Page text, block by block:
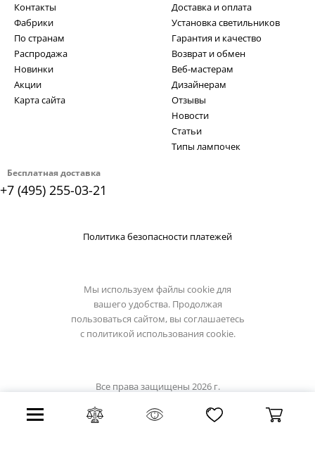
Бесплатная доставка
+7 (495) 255-03-21
Контакты
Фабрики
По странам
Распродажа
Новинки
Акции
Карта сайта
Доставка и оплата
Установка светильников
Гарантия и качество
Возврат и обмен
Веб-мастерам
Дизайнерам
Отзывы
Новости
Статьи
Типы лампочек
Политика безопасности платежей
Мы используем файлы cookie для
вашего удобства. Продолжая
пользоваться сайтом, вы соглашаетесь
с политикой использования cookie.
Все права защищены 2026 г.